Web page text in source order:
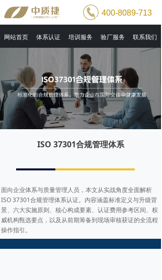
网站首页 体系认证 培训服务 验厂服务 联系我们
400-8089-713
ISO 37301合规管理体系
面向企业体系与质量管理人员，本文从实战角度全面解析
ISO 37301合规管理体系认证。内容涵盖标准定义与升级背
景、六大实施原则、核心构成要素、认证费用参考区间、权
威机构甄选要点，以及从前期筹备到现场审核获证的全流程
操作指引。